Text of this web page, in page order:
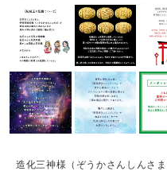
造化三神様（ぞうかさんしんさ